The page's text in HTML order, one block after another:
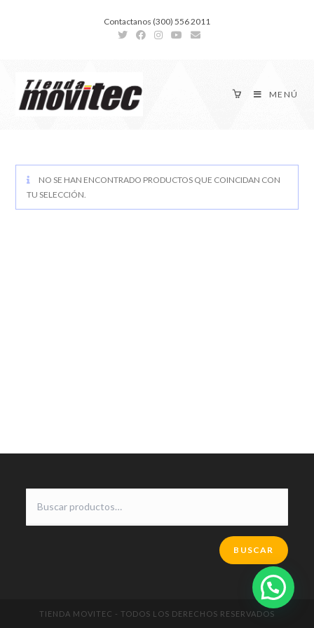
Contactanos (300) 556 2011
MENÚ
NO SE HAN ENCONTRADO PRODUCTOS QUE COINCIDAN CON
TU SELECCIÓN.
BUSCAR
TIENDA MOVITEC - TODOS LOS DERECHOS RESERVADOS